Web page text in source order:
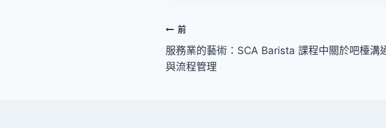
前
服務業的藝術：SCA Barista 課程中關於吧檯溝
與流程管理